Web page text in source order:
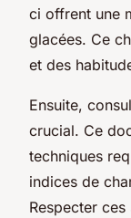
ci offrent une
glacées. Ce
et des
Ensuite,
crucial. Ce
techniques
indices de
Respecter